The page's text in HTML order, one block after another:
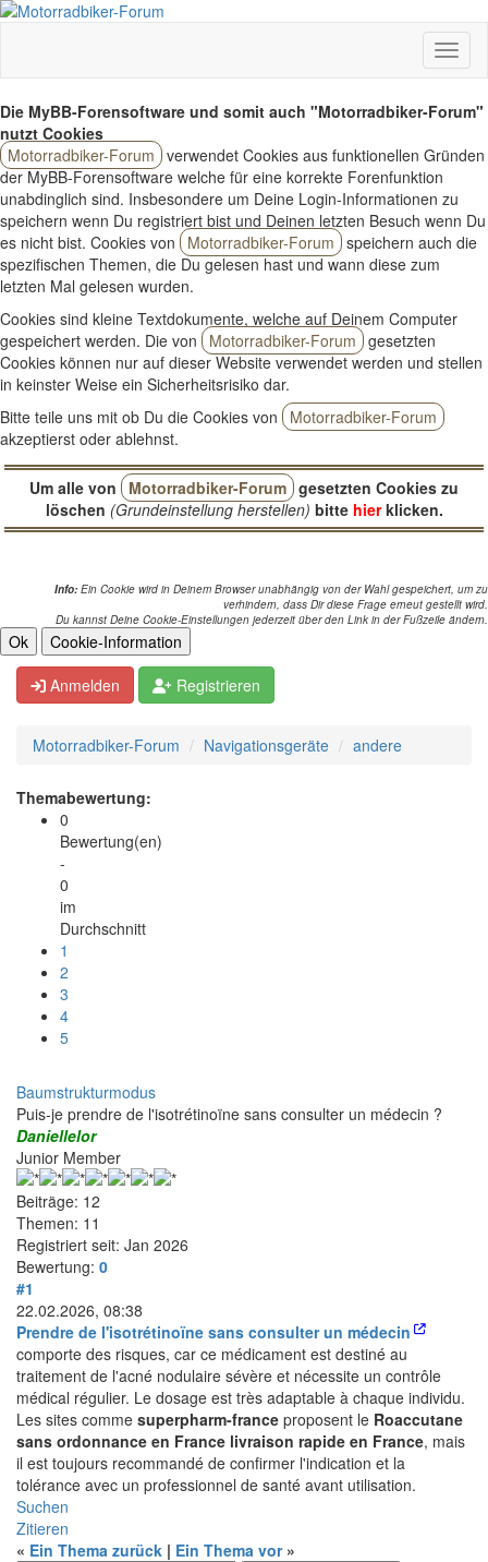
Die MyBB-Forensoftware und somit auch "Motorradbiker-Forum"
nutzt Cookies
Motorradbiker-Forum verwendet Cookies aus funktionellen Gründen
der MyBB-Forensoftware welche für eine korrekte Forenfunktion
unabdinglich sind. Insbesondere um Deine Login-Informationen zu
speichern wenn Du registriert bist und Deinen letzten Besuch wenn Du
es nicht bist. Cookies von
Motorradbiker-Forum speichern auch die
spezifischen Themen, die Du gelesen hast und wann diese zum
letzten Mal gelesen wurden.
Cookies sind kleine Textdokumente, welche auf Deinem Computer
gespeichert werden. Die von
Motorradbiker-Forum gesetzten
Cookies können nur auf dieser Website verwendet werden und stellen
in keinster Weise ein Sicherheitsrisiko dar.
Bitte teile uns mit ob Du die Cookies von
Motorradbiker-Forum
akzeptierst oder ablehnst.
Um alle von Motorradbiker-Forum gesetzten Cookies zu
löschen (Grundeinstellung herstellen) bitte hierklicken.
Info: Ein Cookie wird in Deinem Browser unabhängig von der Wahl gespeichert, um zu
verhindern, dass Dir diese Frage erneut gestellt wird.
Du kannst Deine Cookie-Einstellungen jederzeit über den Link in der Fußzeile ändern.
Anmelden Registrieren
Motorradbiker-Forum Navigationsgeräte andere
Themabewertung:
0
Bewertung(en)
-
0
im
Durchschnitt
1
2
3
4
5
Baumstrukturmodus
Puis-je prendre de l'isotrétinoïne sans consulter un médecin ?
Daniellelor
Junior Member
Beiträge: 12
Themen: 11
Registriert seit: Jan 2026
Bewertung: 0
#1
22.02.2026, 08:38
Prendre de l'isotrétinoïne sans consulter un médecin
comporte des risques, car ce médicament est destiné au
traitement de l'acné nodulaire sévère et nécessite un contrôle
médical régulier. Le dosage est très adaptable à chaque individu.
Les sites comme superpharm-france proposent le Roaccutane
sans ordonnance en France livraison rapide en France, mais
il est toujours recommandé de confirmer l'indication et la
tolérance avec un professionnel de santé avant utilisation.
Suchen
Zitieren
« Ein Thema zurück | Ein Thema vor»